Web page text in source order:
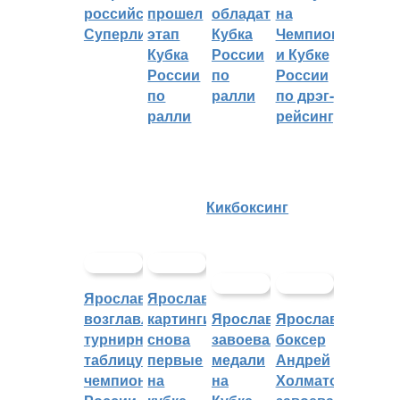
российскую
Суперлигу
прошел
этап
Кубка
России
по
ралли
обладателем
Кубка
России
по
ралли
на
Чемпионате
и Кубке
России
по дрэг-
рейсингу
Ярославцы
возглавляют
турнирную
таблицу
чемпионата
Ярославские
картингисты
снова
первые
на
Кикбоксинг
Ярославцы
завоевали
медали
на
Ярославский
боксер
Андрей
Холматов